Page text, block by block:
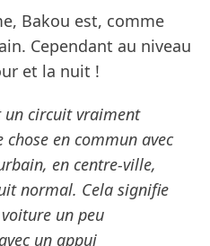
Bakou est, comme
Cependant au niveau
et la nuit !
un circuit vraiment
en commun avec
en centre-ville,
normal. Cela signifie
un peu
un appui